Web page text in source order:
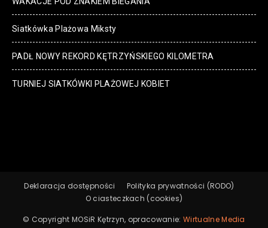
Siatkówka Plażowa Miksty
PADŁ NOWY REKORD KĘTRZYŃSKIEGO KILOMETRA
TURNIEJ SIATKÓWKI PLAŻOWEJ KOBIET
Deklaracja dostępności
Polityka prywatności (RODO)
O ciasteczkach (cookies)
© Copyright MOSiR Kętrzyn, opracowanie: Wirtualne Media